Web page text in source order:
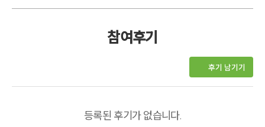
참여후기
후기 남기기
등록된 후기가 없습니다.